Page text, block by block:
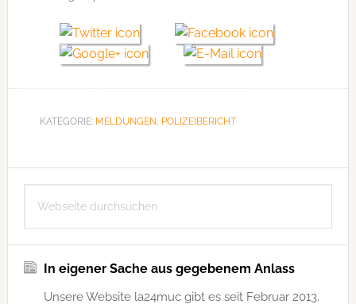
KATEGORIE: MELDUNGEN, POLIZEIBERICHT
Seitenspalte
durchsuchen
In eigener Sache aus gegebenem Anlass
Unsere Website la24muc gibt es seit Februar 2013.